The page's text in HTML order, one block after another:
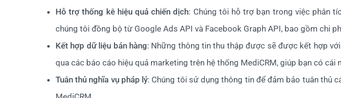
Hỗ trợ thống kê hiệu quả chiến dịch: Chúng tôi hỗ trợ bạn trong việc phân
chúng tôi đồng bộ từ Google Ads API và Facebook Graph API, bao gồm chi
Kết hợp dữ liệu bán hàng: Những thông tin thu thập được sẽ được kết hợp
qua các báo cáo hiệu quả marketing trên hệ thống MediCRM, giúp bạn có cái
Tuân thủ nghĩa vụ pháp lý: Chúng tôi sử dụng thông tin để đảm bảo tuân thủ